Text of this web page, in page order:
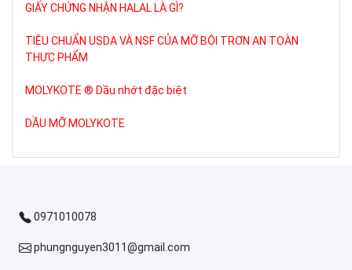
GIẤY CHỨNG NHẬN HALAL LÀ GÌ?
TIÊU CHUẨN USDA VÀ NSF CỦA MỠ BÔI TRƠN AN TOÀN
THỰC PHẨM
MOLYKOTE ® Dầu nhớt đặc biệt
DẦU MỠ MOLYKOTE
0971010078
phungnguyen3011@gmail.com